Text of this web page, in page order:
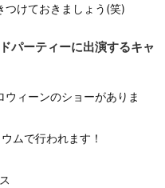
つけておきましょう(笑)
パーティーに出演するキャ
ウィーンのショーがありま
ムで行われます！